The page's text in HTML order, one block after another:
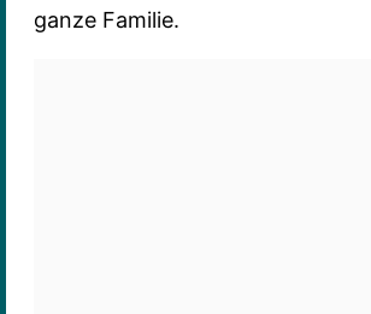
ganze Familie.